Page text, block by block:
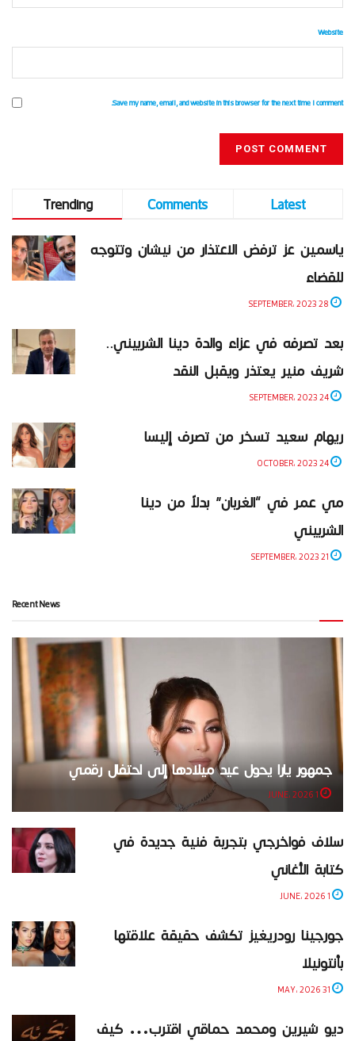
Website
Save my name, email, and website in this browser for the next time I comment.
Trending Comments
Latest
ياسمين عز ترفض الاعتذار من نيشان وتتوجه
للقضاء
بعد تصرفه في عزاء والدة دينا الشربيني..
شريف منير يعتذر ويقبل النقد
ريهام سعيد تسخر من تصرف إليسا
مي عمر في “الغربان” بدلاً من دينا
الشربيني
Recent News
جمهور يارا يحول عيد ميلادها إلى احتفال رقمي
سلاف فواخرجي بتجربة فنية جديدة في
كتابة الأغاني
جورجينا رودريغيز تكشف حقيقة علاقتها
بأنتونيلا
ديو شيرين ومحمد حماقي اقترب… كيف